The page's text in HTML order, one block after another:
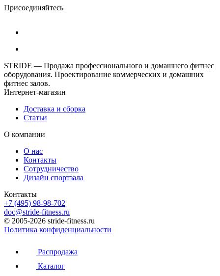
Присоединяйтесь
STRIDE — Продажа профессионального и домашнего фитнес
оборудования. Проектирование коммерческих и домашних
фитнес залов.
Интернет-магазин
Доставка и сборка
Статьи
О компании
О нас
Контакты
Сотрудничество
Дизайн спортзала
Контакты
+7 (495) 98-98-702
doc@stride-fitness.ru
© 2005-2026 stride-fitness.ru
Политика конфиденциальности
Распродажа
Каталог